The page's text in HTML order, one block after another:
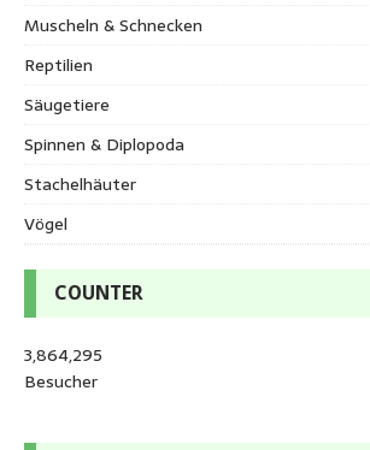
Muscheln & Schnecken
Reptilien
Säugetiere
Spinnen & Diplopoda
Stachelhäuter
Vögel
COUNTER
3,864,295
Besucher